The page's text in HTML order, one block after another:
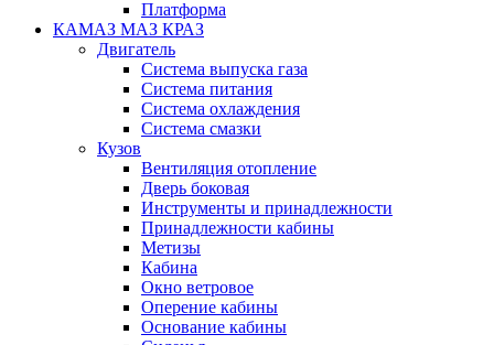
Платформа
КАМАЗ МАЗ КРАЗ
Двигатель
Система выпуска газа
Система питания
Система охлаждения
Система смазки
Кузов
Вентиляция отопление
Дверь боковая
Инструменты и принадлежности
Принадлежности кабины
Метизы
Кабина
Окно ветровое
Оперение кабины
Основание кабины